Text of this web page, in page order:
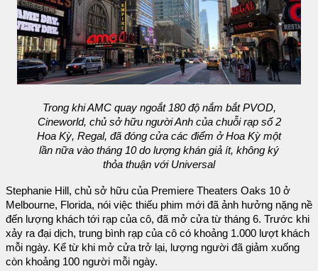
Trong khi AMC quay ngoắt 180 độ nắm bắt PVOD,
Cineworld, chủ sở hữu người Anh của chuỗi rạp số 2
Hoa Kỳ, Regal, đã đóng cửa các điểm ở Hoa Kỳ một
lần nữa vào tháng 10 do lượng khán giả ít, không ký
thỏa thuận với Universal
Stephanie Hill, chủ sở hữu của Premiere Theaters Oaks 10 ở
Melbourne, Florida, nói việc thiếu phim mới đã ảnh hưởng nặng nề
đến lượng khách tới rạp của cô, đã mở cửa từ tháng 6. Trước khi
xảy ra đại dịch, trung bình rạp của cô có khoảng 1.000 lượt khách
mỗi ngày. Kể từ khi mở cửa trở lại, lượng người đã giảm xuống
còn khoảng 100 người mỗi ngày.